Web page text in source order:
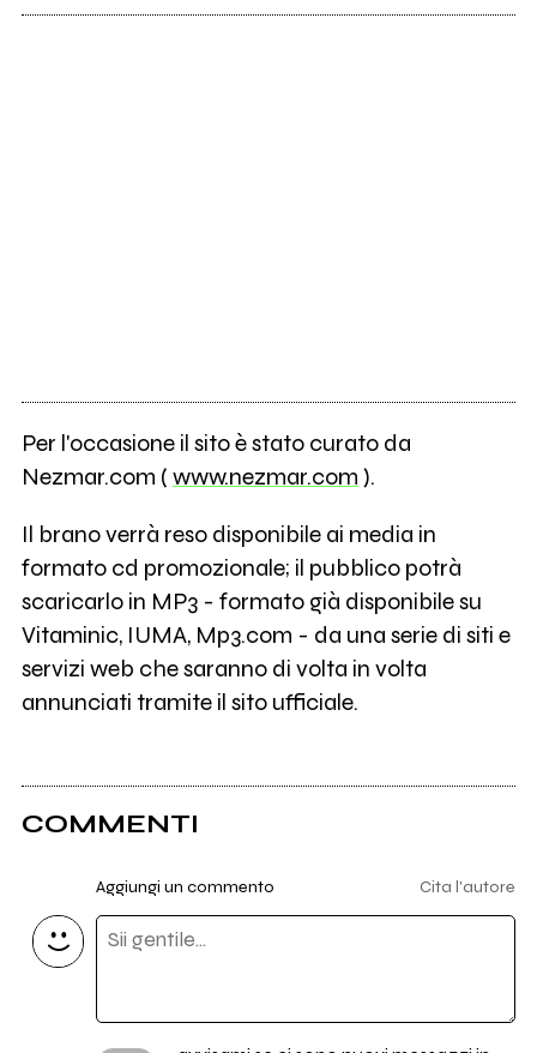
Per l'occasione il sito è stato curato da
Nezmar.com ( www.nezmar.com ).
Il brano verrà reso disponibile ai media in
formato cd promozionale; il pubblico potrà
scaricarlo in MP3 - formato già disponibile su
Vitaminic, IUMA, Mp3.com - da una serie di siti e
servizi web che saranno di volta in volta
annunciati tramite il sito ufficiale.
COMMENTI
Aggiungi un commento Cita l'autore